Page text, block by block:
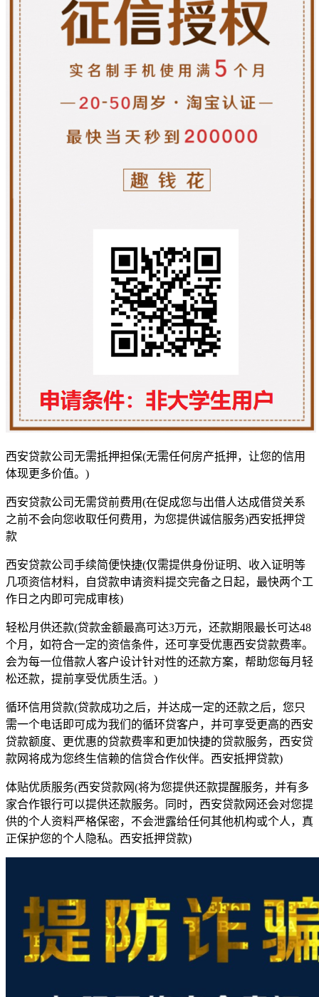
西安贷款公司无需抵押担保(无需任何房产抵押，让您的信用
体现更多价值。)
西安贷款公司无需贷前费用(在促成您与出借人达成借贷关系
之前不会向您收取任何费用，为您提供诚信服务)西安抵押贷
款
西安贷款公司手续简便快捷(仅需提供身份证明、收入证明等
几项资信材料，自贷款申请资料提交完备之日起，最快两个工
作日之内即可完成审核)
轻松月供还款(贷款金额最高可达3万元，还款期限最长可达48
个月，如符合一定的资信条件，还可享受优惠西安贷款费率。
会为每一位借款人客户设计针对性的还款方案，帮助您每月轻
松还款，提前享受优质生活。)
循环信用贷款(贷款成功之后，并达成一定的还款之后，您只
需一个电话即可成为我们的循环贷客户，并可享受更高的西安
贷款额度、更优惠的贷款费率和更加快捷的贷款服务，西安贷
款网将成为您终生信赖的信贷合作伙伴。西安抵押贷款)
体贴优质服务(西安贷款网(将为您提供还款提醒服务，并有多
家合作银行可以提供还款服务。同时，西安贷款网还会对您提
供的个人资料严格保密，不会泄露给任何其他机构或个人，真
正保护您的个人隐私。西安抵押贷款)